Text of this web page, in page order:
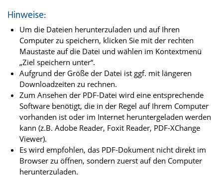
Hinweise:
Um die Dateien herunterzuladen und auf Ihren
Computer zu speichern, klicken Sie mit der rechten
Maustaste auf die Datei und wählen im Kontextmenü
„Ziel speichern unter“.
Aufgrund der Größe der Datei ist ggf. mit längeren
Downloadzeiten zu rechnen.
Zum Ansehen der PDF-Datei wird eine entsprechende
Software benötigt, die in der Regel auf Ihrem Computer
vorhanden ist oder im Internet heruntergeladen werden
kann (z.B. Adobe Reader, Foxit Reader, PDF-XChange
Viewer).
Es wird empfohlen, das PDF-Dokument nicht direkt im
Browser zu öffnen, sondern zuerst auf den Computer
herunterzuladen.